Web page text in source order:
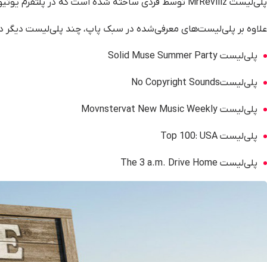
علاوه بر پلی‌لیست‌های معرفی‌شده در سبک پاپ، چند پلی‌لیست دیگر
پلی‌لیست Solid Muse Summer Party
پلی‌لیستNo Copyright Sounds
پلی‌لیست Movnstervat New Music Weekly
پلی‌لیست Top 100: USA
پلی‌لیست The 3 a.m. Drive Home